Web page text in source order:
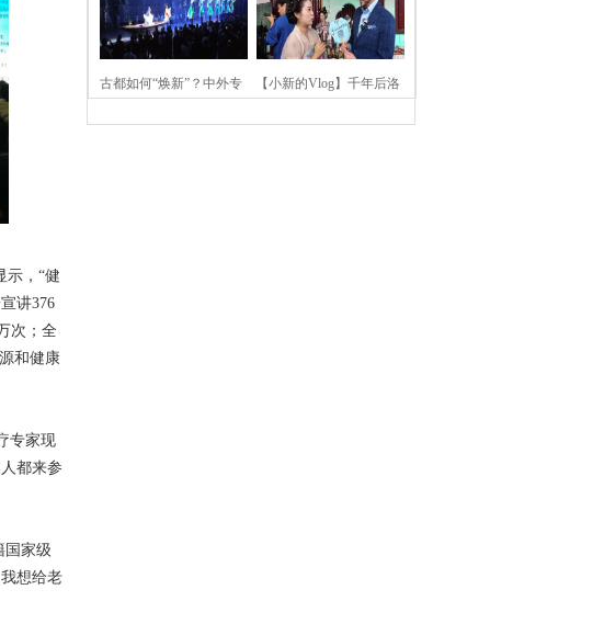
示，“健
讲376
次；全
和健康
专家现
都来参
国家级
想给老
古都如何“焕新”？中外专 【小新的Vlog】千年后洛